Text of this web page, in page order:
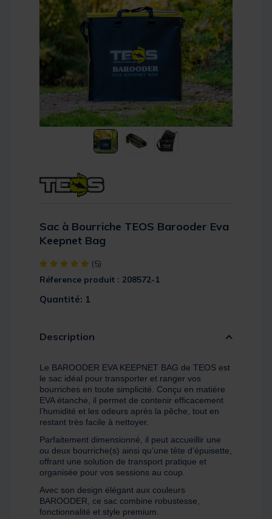
Sac à Bourriche TEOS Barooder Eva
Keepnet Bag
[object Object] out of 5 Customer Rating
(5)
Réference produit : 208572-1
Quantité: 1
Description
Le BAROODER EVA KEEPNET BAG de TEOS est
le sac idéal pour transporter et ranger vos
bourriches en toute simplicité. Conçu en matière
EVA étanche, il permet de contenir efficacement
l’humidité et les odeurs après la pêche, tout en
restant très facile à nettoyer.
Parfaitement dimensionné, il peut accueillir une
ou deux bourriche(s) ainsi qu’une tête d’épuisette,
offrant une solution de transport pratique et
organisée pour vos sessions au coup.
Avec son design élégant aux couleurs
BAROODER, ce sac combine robustesse,
fonctionnalité et style premium.